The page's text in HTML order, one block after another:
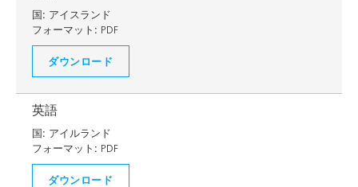
国: アイスランド
フォーマット: PDF
ダウンロード
英語
国: アイルランド
フォーマット: PDF
ダウンロード